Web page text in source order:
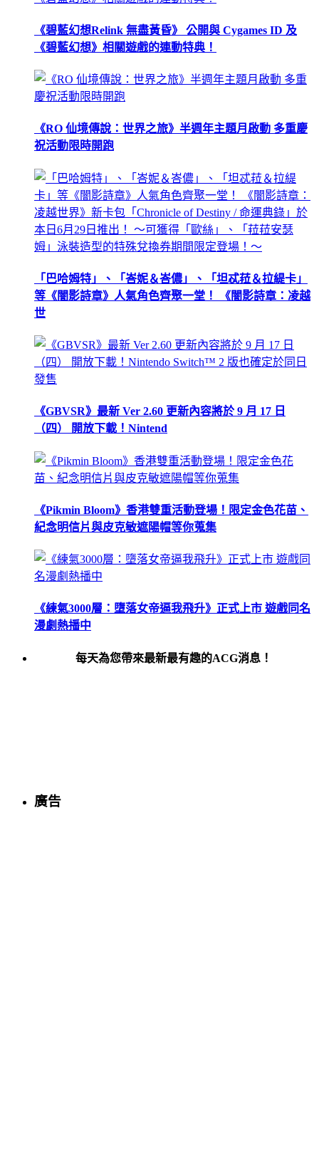
《碧藍幻想Relink 無盡黃昏》 公開與 Cygames ID 及
《碧藍幻想》相關遊戲的連動特典！
《RO 仙境傳說：世界之旅》半週年主題月啟動 多重慶
祝活動限時開跑
「巴哈姆特」、「峇妮＆峇儂」、「坦忒菈＆拉緹卡」
等《闇影詩章》人氣角色齊聚一堂！ 《闇影詩章：凌越
世
《GBVSR》最新 Ver 2.60 更新內容將於 9 月 17 日
（四） 開放下載！Nintend
《Pikmin Bloom》香港雙重活動登場！限定金色花苗、
紀念明信片與皮克敏遮陽帽等你蒐集
《練氣3000層：墮落女帝逼我飛升》正式上市 遊戲同名
漫劇熱播中
每天為您帶來最新最有趣的ACG消息！
廣告